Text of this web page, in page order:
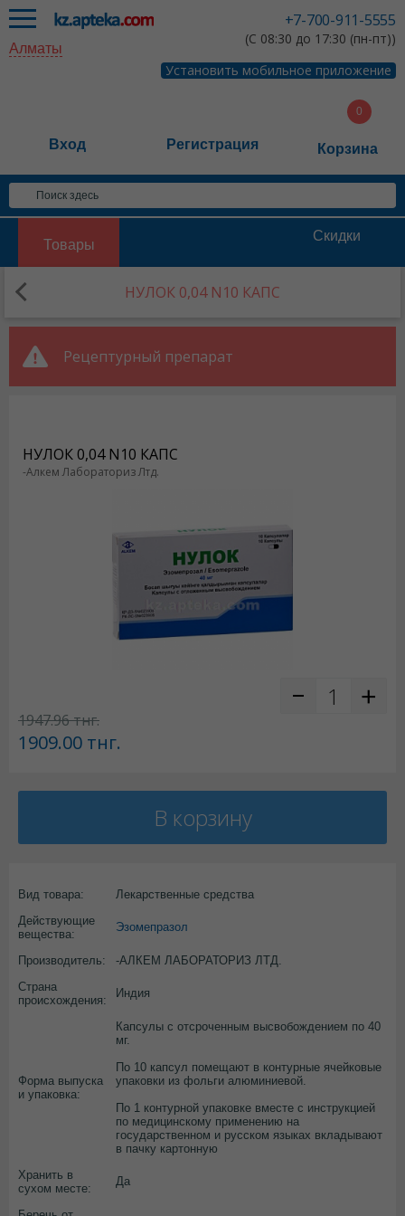
+7-700-911-5555
(С 08:30 до 17:30 (пн-пт))
Установить мобильное приложение
Алматы
Вход Регистрация Корзина
Товары
Скидки
НУЛОК 0,04 N10 КАПС
Рецептурный препарат
НУЛОК 0,04 N10 КАПС
-Алкем Лабораториз Лтд.
1947.96тнг.
1909.00 тнг.
В корзину
Вид товара:
Лекарственные средства
Действующие
вещества:
Эзомепразол
Производитель:
-АЛКЕМ ЛАБОРАТОРИЗ ЛТД.
Страна
происхождения:
Индия
Форма выпуска
и упаковка:
Капсулы с отсроченным высвобождением по 40
мг.
По 10 капсул помещают в контурные ячейковые
упаковки из фольги алюминиевой.
По 1 контурной упаковке вместе с инструкцией
по медицинскому применению на
государственном и русском языках вкладывают
в пачку картонную
Хранить в
сухом месте:
Да